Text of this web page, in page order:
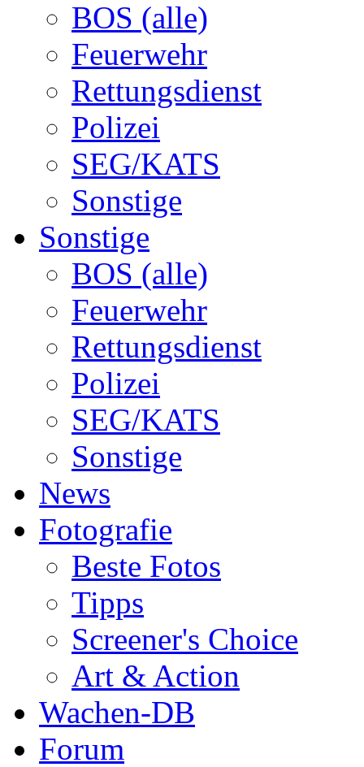
BOS (alle)
Feuerwehr
Rettungsdienst
Polizei
SEG/KATS
Sonstige
Sonstige
BOS (alle)
Feuerwehr
Rettungsdienst
Polizei
SEG/KATS
Sonstige
News
Fotografie
Beste Fotos
Tipps
Screener's Choice
Art & Action
Wachen-DB
Forum